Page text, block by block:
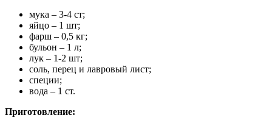
мука – 3-4 ст;
яйцо – 1 шт;
фарш – 0,5 кг;
бульон – 1 л;
лук – 1-2 шт;
соль, перец и лавровый лист;
специи;
вода – 1 ст.
Приготовление: